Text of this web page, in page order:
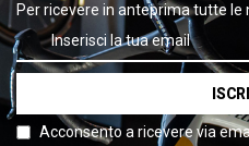
Per ricevere in anteprima tutte le
Acconsento a ricevere via